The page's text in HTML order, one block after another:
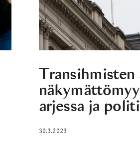
Transihmisten
arjessa ja
30.3.2023